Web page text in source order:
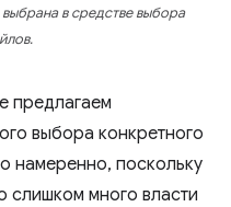
в средстве выбора
предлагаем
выбора конкретного
намеренно, поскольку
много власти